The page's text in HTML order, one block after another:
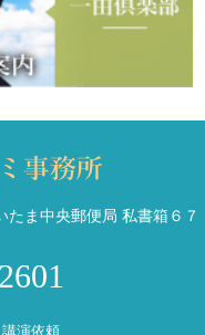
ま中央郵便局 私書箱６７
講演依頼